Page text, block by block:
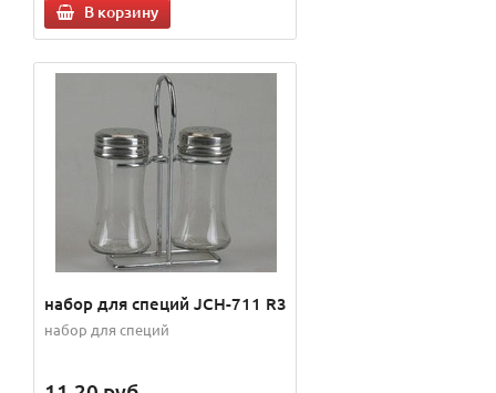
В корзину
набор для специй JCH-711 R3
набор для специй